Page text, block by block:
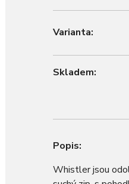
Varianta:
Skladem:
Popis:
Whistler jsou